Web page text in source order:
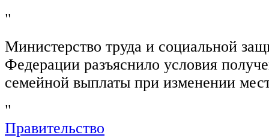
"
Министерство труда и социальной
Федерации разъяснило условия
семейной выплаты при изменении
"
Правительство